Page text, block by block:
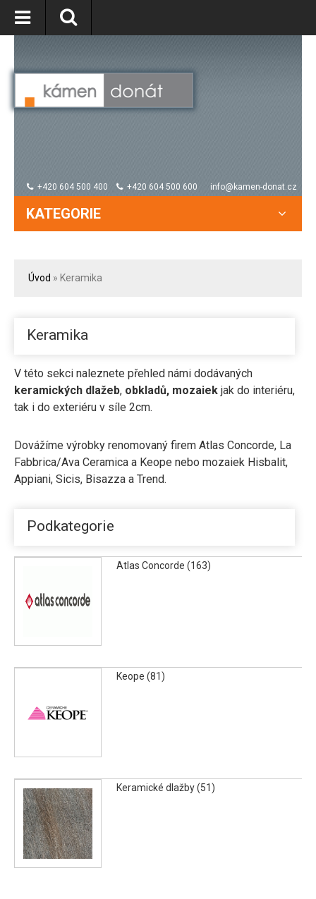
+420 604 500 400 +420 604 500 600 info@kamen-donat.cz
KATEGORIE
Úvod » Keramika
Keramika
V této sekci naleznete přehled námi dodávaných
keramických dlažeb, obkladů, mozaiek jak do interiéru,
tak i do exteriéru v síle 2cm.
Dovážíme výrobky renomovaný firem Atlas Concorde, La
Fabbrica/Ava Ceramica a Keope nebo mozaiek Hisbalit,
Appiani, Sicis, Bisazza a Trend.
Podkategorie
Atlas Concorde (163)
Keope (81)
Keramické dlažby (51)